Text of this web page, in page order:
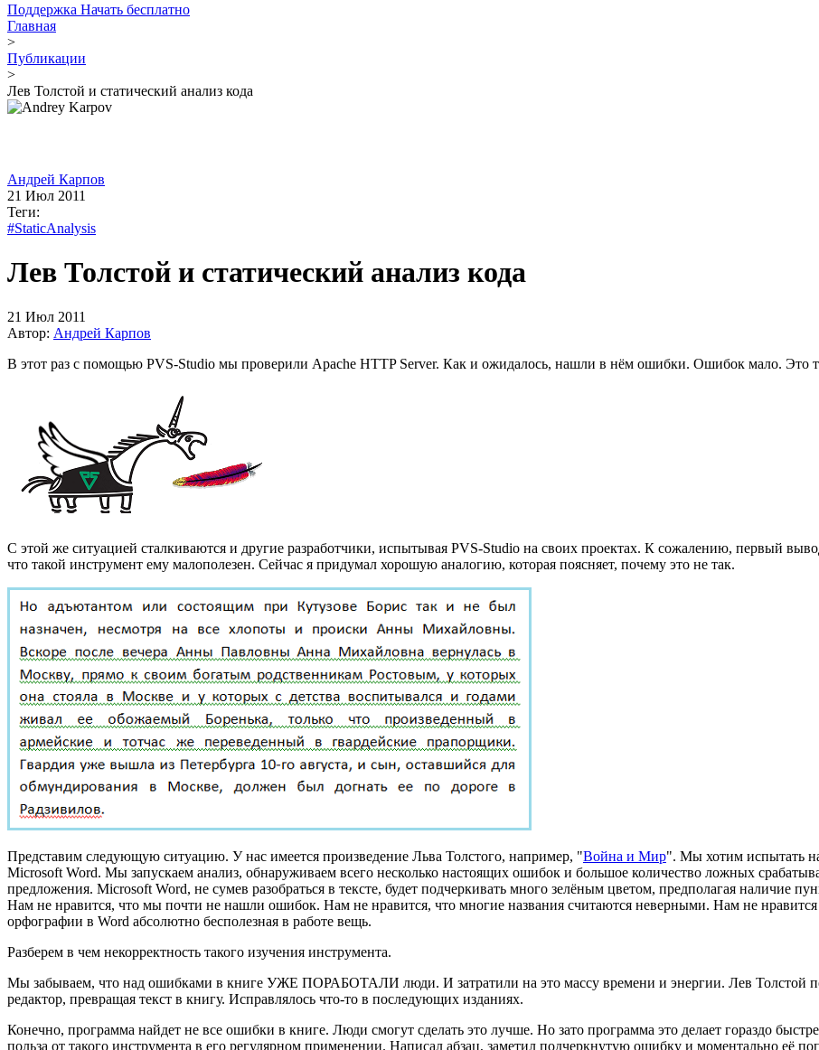
Поддержка Начать бесплатно
Главная
>
Публикации
>
Лев Толстой и статический анализ кода
Андрей Карпов
21 Июл 2011
Теги:
#StaticAnalysis
Лев Толстой и статический анализ кода
21 Июл 2011
Автор: Андрей Карпов
В этот раз с помощью PVS-Studio мы проверили Apache HTTP Server. Как и ожидалось, нашли в нём ошибки. Ошибок мало. Это
С этой же ситуацией сталкиваются и другие разработчики, испытывая PVS-Studio на своих проектах. К сожалению, первый
что такой инструмент ему малополезен. Сейчас я придумал хорошую аналогию, которая поясняет, почему это не так.
Представим следующую ситуацию. У нас имеется произведение Льва Толстого, например, "Война и Мир". Мы хотим испытать
Microsoft Word. Мы запускаем анализ, обнаруживаем всего несколько настоящих ошибок и большое количество ложных
предложения. Microsoft Word, не сумев разобраться в тексте, будет подчеркивать много зелёным цветом, предполагая
Нам не нравится, что мы почти не нашли ошибок. Нам не нравится, что многие названия считаются неверными. Нам не
орфографии в Word абсолютно бесполезная в работе вещь.
Разберем в чем некорректность такого изучения инструмента.
Мы забываем, что над ошибками в книге УЖЕ ПОРАБОТАЛИ люди. И затратили на это массу времени и энергии. Лев Толстой
редактор, превращая текст в книгу. Исправлялось что-то в последующих изданиях.
Конечно, программа найдет не все ошибки в книге. Люди смогут сделать это лучше. Но зато программа это делает гораздо
польза от такого инструмента в его регулярном применении. Написал абзац, заметил подчеркнутую ошибку и моментально её